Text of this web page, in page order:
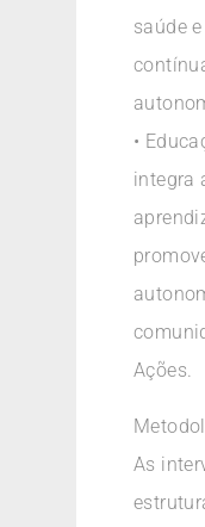
saúde
•
integra
Ações.
As